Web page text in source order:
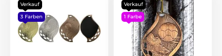
Verkauf
3 Farben
Verkauf
1 Farbe